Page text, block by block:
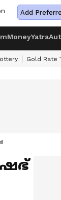
Add
MoneyYatra
Gold Rate